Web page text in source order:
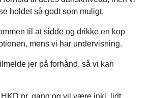
holdet så godt som muligt.
til at sidde og drikke en kop
mens vi har undervisning.
jer på forhånd, så vi kan